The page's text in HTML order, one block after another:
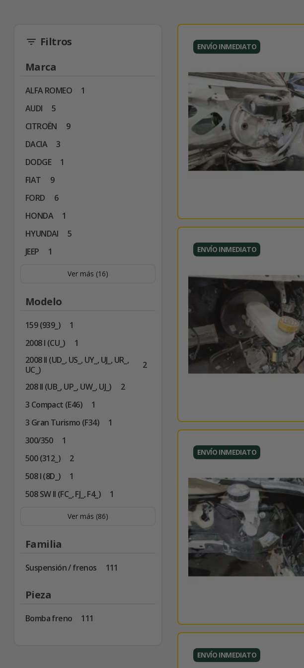
filter_list Filtros
Marca
ALFA ROMEO
1
AUDI
5
CITROËN
9
DACIA
3
DODGE
1
FIAT
9
FORD
6
HONDA
1
HYUNDAI
5
JEEP
1
Ver más (16)
Modelo
159 (939_)
1
2008 I (CU_)
1
2008 II (UD_, US_, UY_, UJ_, UR_,
UC_)
2
208 II (UB_, UP_, UW_, UJ_)
2
3 Compact (E46)
1
3 Gran Turismo (F34)
1
300/350
1
500 (312_)
2
508 I (8D_)
1
508 SW II (FC_, FJ_, F4_)
1
Ver más (86)
Familia
Suspensión / frenos 111
Pieza
Bomba freno 111
ENVÍO INMEDIATO
ENVÍO INMEDIATO
ENVÍO INMEDIATO
ENVÍO INMEDIATO